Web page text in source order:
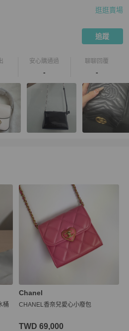
逛逛賣場
追蹤
安心購通過
-
聊聊回覆
-
錢包 / 小皮件 推薦精品
桶
Chanel
CHANEL香奈兒愛心小廢包
TWD 69,000